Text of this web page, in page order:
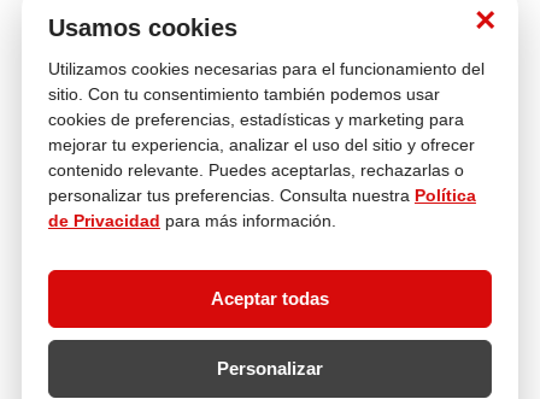
×
Usamos cookies
Utilizamos cookies necesarias para el funcionamiento del
sitio. Con tu consentimiento también podemos usar
cookies de preferencias, estadísticas y marketing para
mejorar tu experiencia, analizar el uso del sitio y ofrecer
contenido relevante. Puedes aceptarlas, rechazarlas o
personalizar tus preferencias. Consulta nuestra Política
de Privacidad para más información.
Aceptar todas
Personalizar
Atención al cliente
Descubre más